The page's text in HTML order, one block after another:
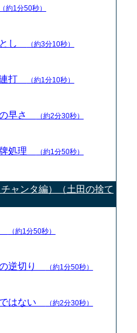
（約1分50秒）
とし （約3分10秒）
連打 （約1分10秒）
の早さ （約2分30秒）
牌処理 （約1分50秒）
ャンタ編）（土田の捨て
（約1分50秒）
の逆切り （約1分50秒）
ではない （約2分30秒）